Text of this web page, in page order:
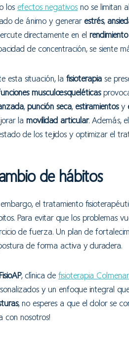
los efectos negativos no se limitan
de ánimo y generar estrés,
directamente en el
de concentración, se siente
esta situación, la fisioterapia se
musculoesqueléticas
, punción seca, estiramientosy
la movilidad articular. Además,
de los tejidos y optimizar el
de hábitos
embargo, el tratamiento
Para evitar que los problemas
de fuerza. Un plan de
de forma activa y duradera.
FisioAP, clínica de fisioterapia
y un enfoque integral
, no esperes a que el dolor se
con nosotros!